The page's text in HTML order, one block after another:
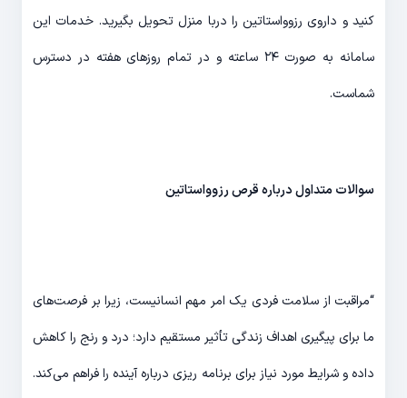
کنید و داروی رزوواستاتین را دربا منزل تحویل بگیرید. خدمات این
سامانه به صورت ۲۴ ساعته و در تمام روزهای هفته در دسترس
شماست.
سوالات متداول درباره قرص رزوواستاتین
“مراقبت از سلامت فردی یک امر مهم انسانیست، زیرا بر فرصت‌های
ما برای پیگیری اهداف زندگی تأثیر مستقیم دارد؛ درد و رنج را کاهش
داده و شرایط مورد نیاز برای برنامه ریزی درباره آینده را فراهم می‌کند.